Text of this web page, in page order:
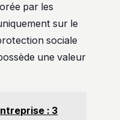
par les
sur le
sociale
une valeur
: 3